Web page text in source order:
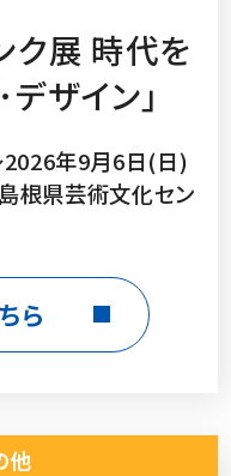
ク展 時代を
ザイン」
2026年9月6日(日)
根県芸術文化セン
ら
他